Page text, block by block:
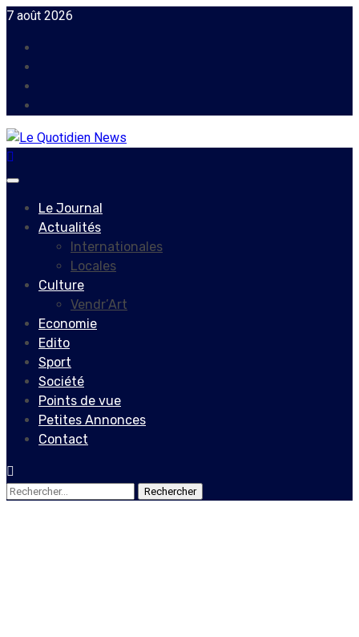
Skip
content
7 août 2026
Primary
Le Journal
Actualités
Internationales
Locales
Culture
Vendr’Art
Economie
Edito
Sport
Société
Points de vue
Petites Annonces
Contact
Rechercher :